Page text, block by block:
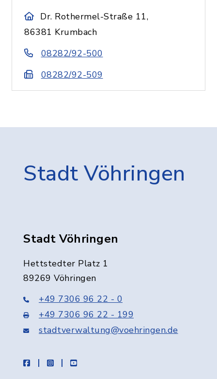
Dr. Rothermel-Straße 11,
86381 Krumbach
08282/92-500
08282/92-509
Stadt Vöhringen
Stadt Vöhringen
Hettstedter Platz 1
89269 Vöhringen
+49 7306 96 22 - 0
+49 7306 96 22 - 199
stadtverwaltung@voehringen.de
facebookinstagramyoutube